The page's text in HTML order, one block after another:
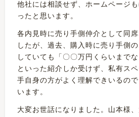
他社には相談せず、ホームページ
ったと思います。
各内見時に売り手側仲介として同
したが、過去、購入時に売り手側
していても「〇〇万円くらいまで
といった紹介しか受けず、私有ス
手自身の方がよく理解できいるの
います。
大変お世話になりました。山本様